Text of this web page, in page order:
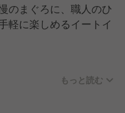
のまぐろに、職人のひ
軽に楽しめるイートイ
」の寿司をリーズナブ
もっと読む